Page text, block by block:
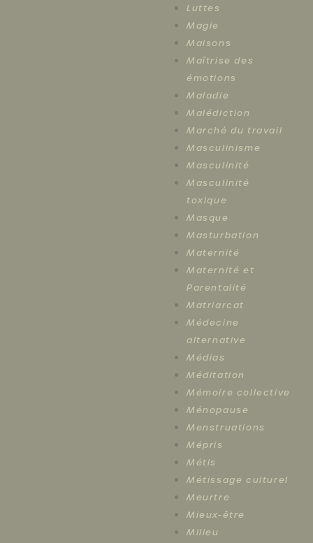
Luttes
Magie
Maisons
Maîtrise des
émotions
Maladie
Malédiction
Marché du travail
Masculinisme
Masculinité
Masculinité
toxique
Masque
Masturbation
Maternité
Maternité et
Parentalité
Matriarcat
Médecine
alternative
Médias
Méditation
Mémoire collective
Ménopause
Menstruations
Mépris
Métis
Métissage culturel
Meurtre
Mieux-être
Milieu